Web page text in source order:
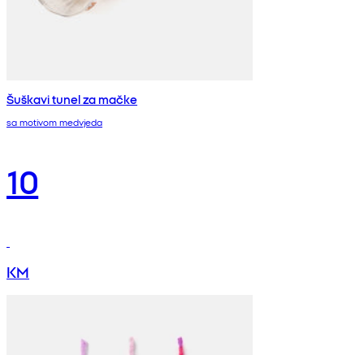
Šuškavi tunel za mačke
sa motivom medvjeda
10
KM